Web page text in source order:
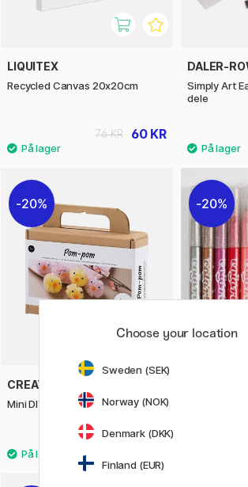
LIQUITEX
Recycled Canvas 20x20cm
60 KR
76 KR
DALER-
Simply Art
dele
20%
CREATIV COMPANY
Mini DIY-kit Pompom-kyllinger
52 KR
65 KR
20%
Choose your location
Sweden (SEK)
Norway (NOK)
Denmark (DKK)
Finland (EUR)